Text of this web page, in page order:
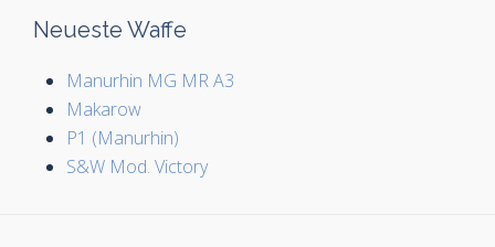
Neueste Waffe
Manurhin MG MR A3
Makarow
P1 (Manurhin)
S&W Mod. Victory